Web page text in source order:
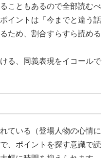
こともあるので全部読むべ
イントは「今までと違う話
ため、割合すらすら読める
る、同義表現をイコールで
ている（登場人物の心情に
、ポイントを探す意識で読